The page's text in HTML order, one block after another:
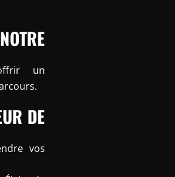
un
DE
vos